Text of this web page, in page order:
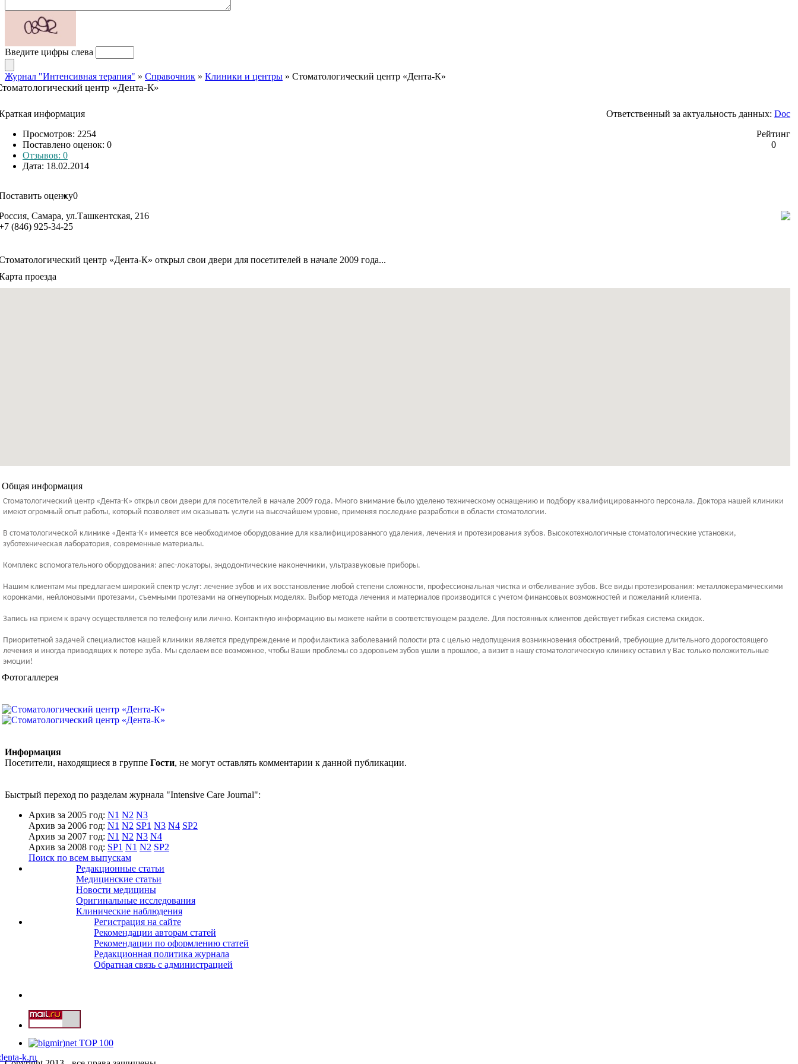
Введите цифры слева
Журнал "Интенсивная терапия" » Справочник » Клиники и центры » Стоматологический центр «Дента-К»
центр «Дента-К»
информация Ответственный за актуальность данных: Doc
Рейтинг
0
Просмотров: 2254
Поставлено оценок: 0
Отзывов: 0
Дата: 18.02.2014
оценку0
Самара, ул.Ташкентская, 216
(846) 925-34-25
k.ru
центр «Дента-К» открыл свои двери для посетителей в начале 2009 года...
проезда
Общая информация
Стоматологический центр «Дента-К» открыл свои двери для посетителей в начале 2009 года. Много внимание было уделено техническому оснащению и подбору квалифицированного персонала. Доктора нашей клиники
имеют огромный опыт работы, который позволяет им оказывать услуги на высочайшем уровне, применяя последние разработки в области стоматологии.
В стоматологической клинике «Дента-К» имеется все необходимое оборудование для квалифицированного удаления, лечения и протезирования зубов. Высокотехнологичные стоматологические установки,
зуботехническая лаборатория, современные материалы.
Комплекс вспомогательного оборудования: апес-локаторы, эндодонтические наконечники, ультразвуковые приборы.
Нашим клиентам мы предлагаем широкий спектр услуг: лечение зубов и их восстановление любой степени сложности, профессиональная чистка и отбеливание зубов. Все виды протезирования: металлокерамическими
коронками, нейлоновыми протезами, съемными протезами на огнеупорных моделях. Выбор метода лечения и материалов производится с учетом финансовых возможностей и пожеланий клиента.
Запись на прием к врачу осуществляется по телефону или лично. Контактную информацию вы можете найти в соответствующем разделе. Для постоянных клиентов действует гибкая система скидок.
Приоритетной задачей специалистов нашей клиники является предупреждение и профилактика заболеваний полости рта с целью недопущения возникновения обострений, требующие длительного дорогостоящего
лечения и иногда приводящих к потере зуба. Мы сделаем все возможное, чтобы Ваши проблемы со здоровьем зубов ушли в прошлое, а визит в нашу стоматологическую клинику оставил у Вас только положительные
эмоции!
Фотогаллерея
Информация
Посетители, находящиеся в группе Гости, не могут оставлять комментарии к данной публикации.
Быстрый переход по разделам журнала "Intensive Care Journal":
Архив за 2005 год: N1 N2 N3
Архив за 2006 год: N1 N2 SP1 N3 N4 SP2
Архив за 2007 год: N1 N2 N3 N4
Архив за 2008 год: SP1 N1 N2 SP2
Поиск по всем выпускам
Редакционные статьи
Медицинские статьи
Новости медицины
Оригинальные исследования
Клинические наблюдения
Регистрация на сайте
Рекомендации авторам статей
Рекомендации по оформлению статей
Редакционная политика журнала
Обратная связь с администрацией